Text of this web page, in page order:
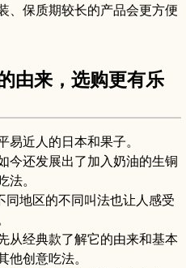
、保质期较长的产品会更方便
由来，选购更有乐
近人的日本和果子。
今还发展出了加入奶油的生铜
。
地区的不同叫法也让人感受
从经典款了解它的由来和基本
创意吃法。